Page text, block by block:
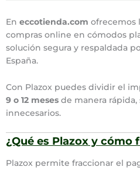
En eccotienda.com ofrecemos
compras online en cómodos
solución segura y respaldada
España.
Con Plazox puedes dividir el
9 o 12 meses de manera
innecesarios.
¿Qué es Plazox y cómo
Plazox permite fraccionar el